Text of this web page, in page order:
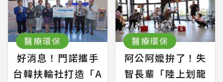
醫療環保
好消息！門諾攜手
台韓扶輪社打造「A
醫療環保
阿公阿嬤拚了！失
智長輩「陸上划龍